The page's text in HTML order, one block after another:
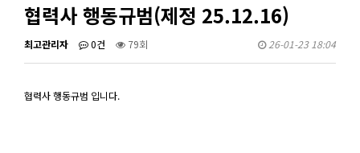
협력사 행동규범(제정 25.12.16)
최고관리자 0건 79회 26-01-23 18:04
협력사 행동규범 입니다.